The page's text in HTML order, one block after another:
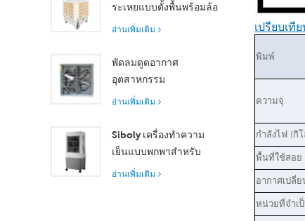
ระเหยแบบตั้งพื้นพร้อมล้อ
เลื่อนและรีโมทคอนโทรล
18,000 ลูกบาศก์เมตร/
อ่านเพิ่มเติม
พัดลมดูดอากาศ
อุตสาหกรรม
ประสิทธิภาพสูงพร้อม
37,000 ม³/ชม. เพื่อการ
ระบายอากาศที่เหนือกว่า
อ่านเพิ่มเติม
Siboly เครื่องทำความ
เย็นแบบพกพาสำหรับ
อุตสาหกรรม 4000 m³/h
อ่านเพิ่มเติม
เปรียบเที
พิมพ์
ความจุ
กำลังไฟ (กิ
พื้นที่ใช้สอย
อากาศเปลี่
หน่วยที่จำเ